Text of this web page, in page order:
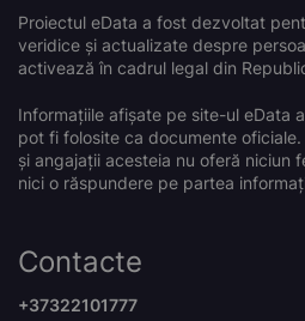
Proiectul eData a fost dezvoltat
veridice și actualizate despre
activează în cadrul legal din
Informațiile afișate pe site-ul eData
pot fi folosite ca documente
și angajații acesteia nu oferă niciun
nici o răspundere pe partea
Contacte
+37322101777